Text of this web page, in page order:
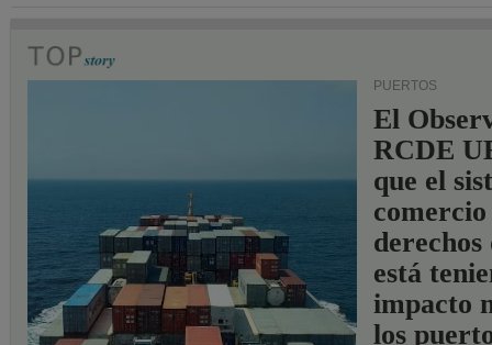
PUERTOS
El
RCDE
que el
comercio
derechos
está
impacto
los